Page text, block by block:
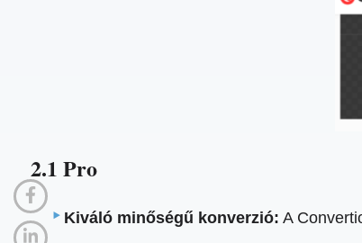
2.1 Pro
Kiváló minőségű konverzió: A